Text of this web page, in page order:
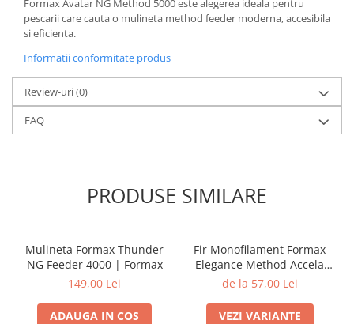
Formax Avatar NG Method 5000 este alegerea ideala pentru
pescarii care cauta o mulineta method feeder moderna, accesibila
si eficienta.
Informatii conformitate produs
Review-uri(0)
FAQ
PRODUSE SIMILARE
Mulineta Formax Thunder
NG Feeder 4000 | Formax
149,00 Lei
ADAUGA IN COS
Fir Monofilament Formax
Elegance Method Accela
Distance Feeder Fluo 1000m
de la 57,00 Lei
VEZI VARIANTE